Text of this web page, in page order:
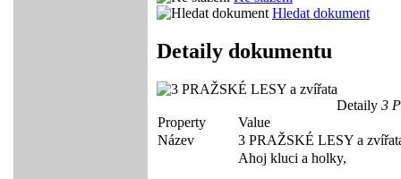
Hledat dokument
Detaily dokumentu
Detaily3
Property
Value
Název
3 PRAŽSKÉ LESY a
Ahoj kluci a holky,